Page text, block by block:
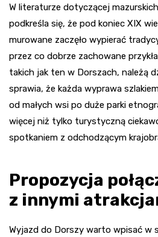
W literaturze dotyczącej
podkreśla się, że pod koniec XIX
murowane zaczęło wypierać
przez co dobrze zachowane
takich jak ten w Dorszach, należą
sprawia, że każda wyprawa
od małych wsi po duże parki
więcej niż tylko turystyczną
spotkaniem z odchodzącym
Propozycja
z innymi
Wyjazd do Dorszy warto wpisać w